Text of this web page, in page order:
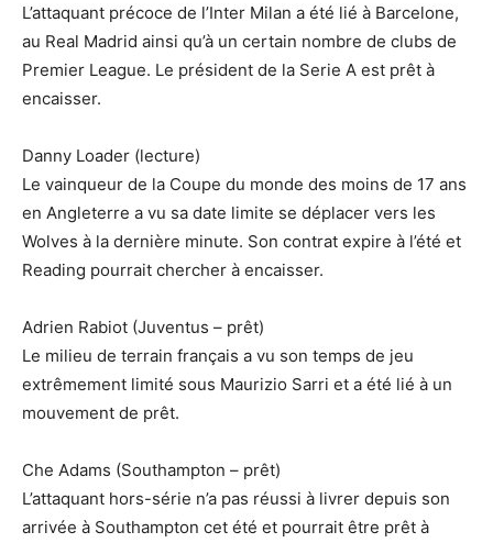
L’attaquant précoce de l’Inter Milan a été lié à Barcelone,
au Real Madrid ainsi qu’à un certain nombre de clubs de
Premier League. Le président de la Serie A est prêt à
encaisser.
Danny Loader (lecture)
Le vainqueur de la Coupe du monde des moins de 17 ans
en Angleterre a vu sa date limite se déplacer vers les
Wolves à la dernière minute. Son contrat expire à l’été et
Reading pourrait chercher à encaisser.
Adrien Rabiot (Juventus – prêt)
Le milieu de terrain français a vu son temps de jeu
extrêmement limité sous Maurizio Sarri et a été lié à un
mouvement de prêt.
Che Adams (Southampton – prêt)
L’attaquant hors-série n’a pas réussi à livrer depuis son
arrivée à Southampton cet été et pourrait être prêt à